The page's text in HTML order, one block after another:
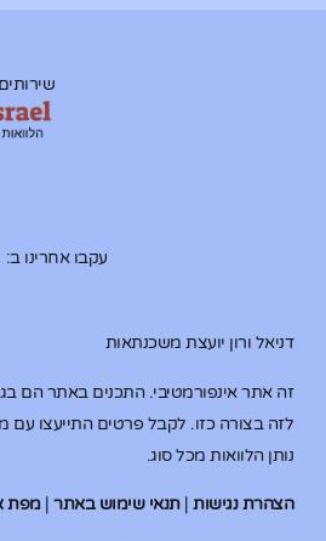
דניאל ורון יועצת משכנתאות
זה אתר אינפורמטיבי. התכנים באתר הם
לזה בצורה כזו. לקבל פרטים התייעצו
נותן הלוואות מכל סוג.
הצהרת נגישות|תנאי שימוש באתר|מפת
שירותים
עקבו אחרינו ב: